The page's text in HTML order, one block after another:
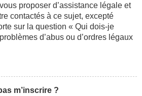
proposer d’assistance légale et
contactés à ce sujet, excepté
sur la question « Qui dois-je
d’abus ou d’ordres légaux
m’inscrire ?